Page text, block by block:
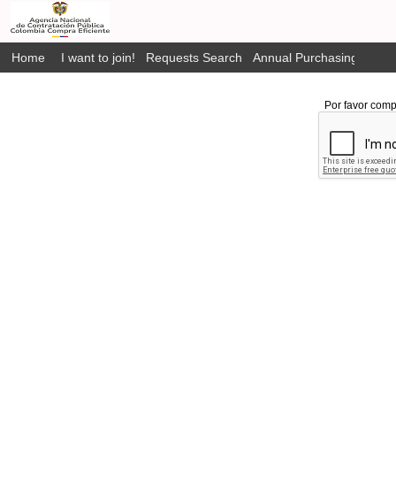
Home I want to join! Requests Search Annual Purchasing Plan
Por favor